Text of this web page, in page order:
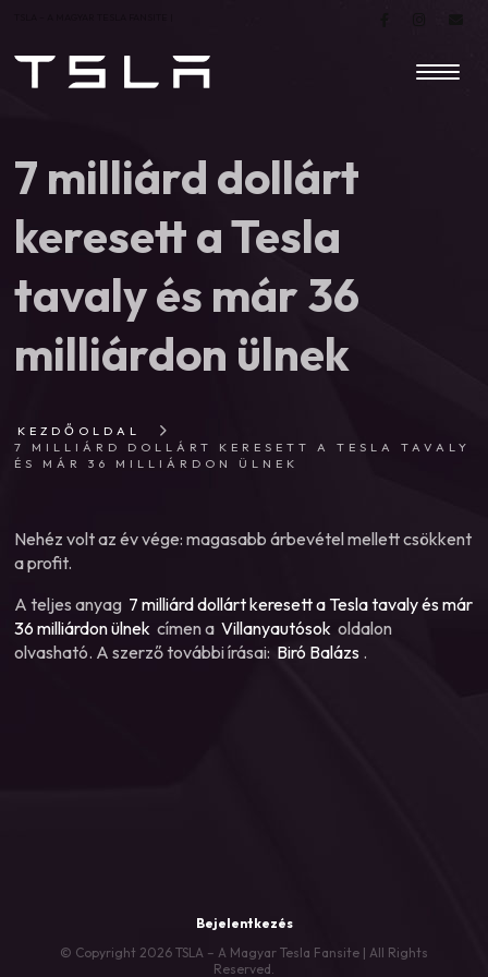
7 milliárd dollárt
keresett a Tesla
tavaly és már 36
milliárdon ülnek
KEZDŐOLDAL
7 MILLIÁRD DOLLÁRT KERESETT A TESLA TAVALY
ÉS MÁR 36 MILLIÁRDON ÜLNEK
Nehéz volt az év vége: magasabb árbevétel mellett csökkent
a profit.
A teljes anyag 7 milliárd dollárt keresett a Tesla tavaly és már
36 milliárdon ülnek címen a Villanyautósok oldalon
olvasható. A szerző további írásai: Biró Balázs .
Bejelentkezés
© Copyright 2026 TSLA – A Magyar Tesla Fansite | All Rights
Reserved.